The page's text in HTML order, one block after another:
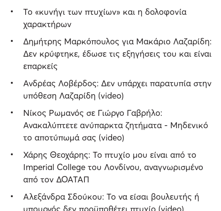
Το «κυνήγι των πτυχίων» και η δολοφονία
χαρακτήρων
Δημήτρης Μαρκόπουλος για Μακάριο Λαζαρίδη:
Δεν κρύφτηκε, έδωσε τις εξηγήσεις του και είναι
επαρκείς
Ανδρέας Λοβέρδος: Δεν υπάρχει παρατυπία στην
υπόθεση Λαζαρίδη (video)
Νίκος Ρωμανός σε Γιώργο Γαβρήλο:
Ανακαλύπτετε ανύπαρκτα ζητήματα - Mηδενικό
το αποτύπωμά σας (video)
Χάρης Θεοχάρης: Το πτυχίο μου είναι από το
Imperial College του Λονδίνου, αναγνωρισμένο
από τον ΔΟΑΤΑΠ
Αλεξάνδρα Σδούκου: Το να είσαι βουλευτής ή
υπουργός δεν προϋποθέτει πτυχίο (video)